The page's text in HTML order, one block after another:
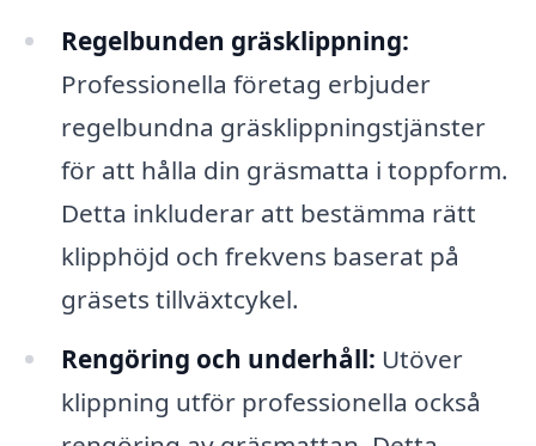
Regelbunden gräsklippning:
Professionella företag erbjuder
regelbundna gräsklippningstjänster
för att hålla din gräsmatta i toppform.
Detta inkluderar att bestämma rätt
klipphöjd och frekvens baserat på
gräsets tillväxtcykel.
Rengöring och underhåll: Utöver
klippning utför professionella också